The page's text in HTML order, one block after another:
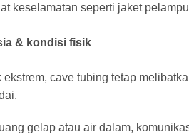
keselamatan seperti jaket
& kondisi fisik
ekstrem, cave tubing tetap
gelap atau air dalam,